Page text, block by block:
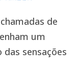
de
um
sensações